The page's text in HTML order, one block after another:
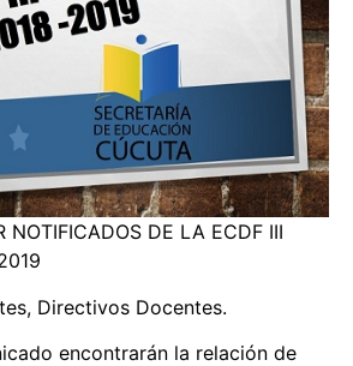
NOTIFICADOS DE LA ECDF III
Directivos Docentes.
encontrarán la relación de